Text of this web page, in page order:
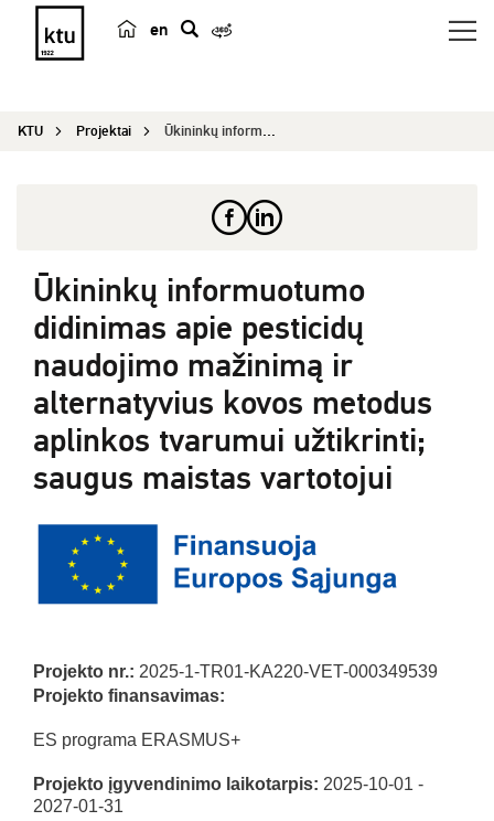
en
e
KTU Projektai Ūkininkų informuotumo didinimas apie pesticidų n...
Ūkininkų informuotumo
didinimas apie pesticidų
naudojimo mažinimą ir
alternatyvius kovos metodus
aplinkos tvarumui užtikrinti;
saugus maistas vartotojui
Projekto nr.: 2025-1-TR01-KA220-VET-000349539
Projekto finansavimas:
ES programa ERASMUS+
Projekto įgyvendinimo laikotarpis: 2025-10-01 -
2027-01-31